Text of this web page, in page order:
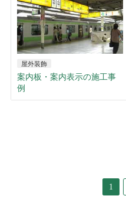
屋外装飾
案内板・案内表示の施工事
例
1